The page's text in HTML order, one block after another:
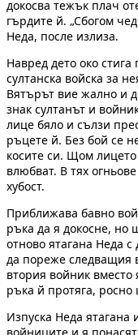
докосва тежък плач
гърдите й. „Сбогом
Неда, после излиза.
Навред дето око
султанска войска за
Вятърът вие жално и
знак султанът и
лице бяло и сълзи
ръцете й. Без бой се
косите си. Щом
влюбват. В тях
хубост.
Приближава бавно
ръка да я докосне, но
отново ятагана Неда
да пореже следващия
втория войник вместо
ръка й протяга, росно
Изпуска Неда ятагана